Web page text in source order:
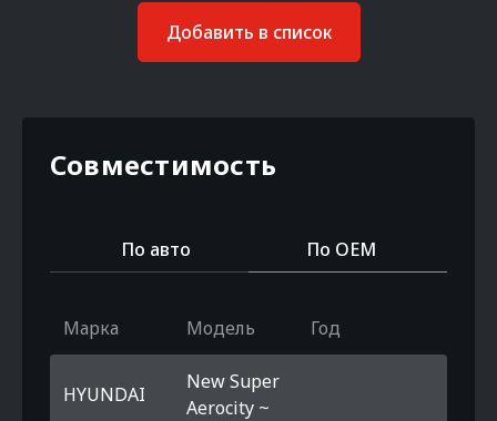
Добавить в список
Совместимость
По авто По OEM
Марка Модель Год
HYUNDAI
New Super
Aerocity ~